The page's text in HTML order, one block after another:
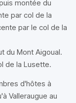
montée du
par col de la
par le col de la
du Mont Aigoual.
de la Lusette.
d'hôtes à
Valleraugue au